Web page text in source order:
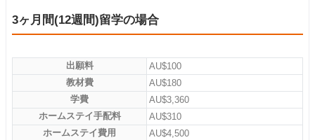
3ヶ月間(12週間)留学の場合
出願料
AU$100
教材費
AU$180
学費
AU$3,360
ホームステイ手配料
AU$310
ホームステイ費用
AU$4,500